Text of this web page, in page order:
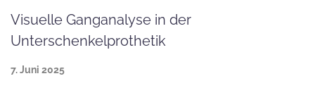
Visuelle Ganganalyse in der
Unterschenkelprothetik
7. Juni 2025